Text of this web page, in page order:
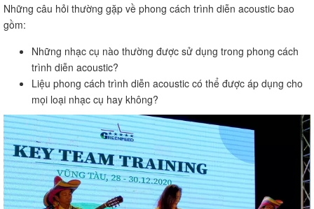
Những câu hỏi thường gặp về phong cách trình diễn acoustic bao
gồm:
Những nhạc cụ nào thường được sử dụng trong phong cách
trình diễn acoustic?
Liệu phong cách trình diễn acoustic có thể được áp dụng cho
mọi loại nhạc cụ hay không?